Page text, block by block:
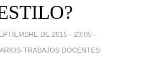
DE 2015 - 23:05 -
TRABAJOS DOCENTES